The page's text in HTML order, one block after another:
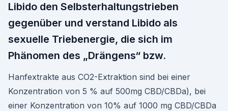
Libido den Selbsterhaltungstrieben
gegenüber und verstand Libido als
sexuelle Triebenergie, die sich im
Phänomen des „Drängens“ bzw.
Hanfextrakte aus CO2-Extraktion sind bei einer
Konzentration von 5 % auf 500mg CBD/CBDa), bei
einer Konzentration von 10% auf 1000 mg CBD/CBDa